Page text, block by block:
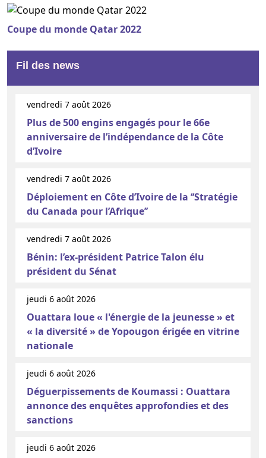
Coupe du monde Qatar 2022
Fil des news
vendredi 7 août 2026
Plus de 500 engins engagés pour le 66e
anniversaire de l’indépendance de la Côte
d’Ivoire
vendredi 7 août 2026
Déploiement en Côte d’Ivoire de la ‘‘Stratégie
du Canada pour l’Afrique’’
vendredi 7 août 2026
Bénin: l’ex-président Patrice Talon élu
président du Sénat
jeudi 6 août 2026
Ouattara loue « l'énergie de la jeunesse » et
« la diversité » de Yopougon érigée en vitrine
nationale
jeudi 6 août 2026
Déguerpissements de Koumassi : Ouattara
annonce des enquêtes approfondies et des
sanctions
jeudi 6 août 2026